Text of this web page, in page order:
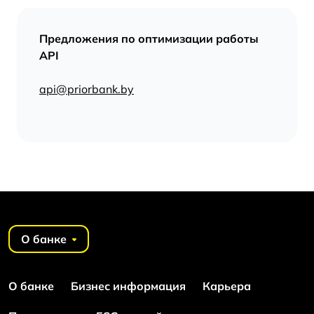
Предложения по оптимизации работы
API
api@priorbank.by
О банке
О банке Бизнес информация Карьера